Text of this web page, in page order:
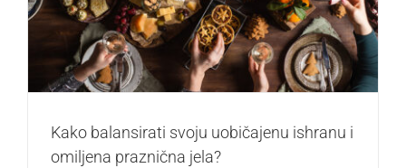
praznična jela?
Saveti
Kako balansirati svoju uobičajenu ishranu i
omiljena praznična jela?